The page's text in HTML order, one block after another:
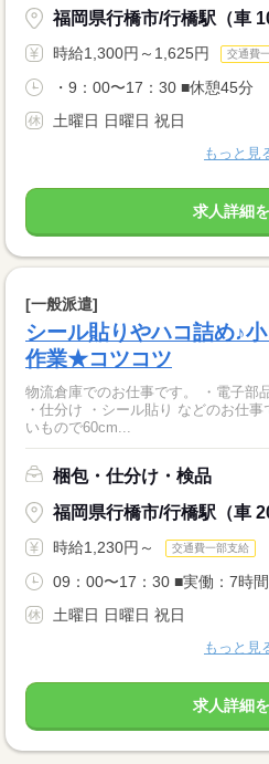
福岡県行橋市/行橋駅（車
時給1,300円～1,625円 交通費
・9：00〜17：30 ■休憩45分
土曜日 日曜日 祝日
もっと見
求人詳細
[一般派遣]
シール貼りやハコ詰め♪
作業★コツコツ
物流倉庫でのお仕事です。 ・電子部品のピッキング ・検品 ・包装
・仕分け ・シール貼り などのお仕事です。 電子部品のサ
いもので60cm...
梱包・仕分け・検品
福岡県行橋市/行橋駅（車
時給1,230円～ 交通費一部支給
09：00〜17：30 ■実働：7時
土曜日 日曜日 祝日
もっと見
求人詳細